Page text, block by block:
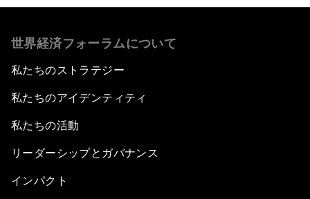
世界経済フォーラムについて
私たちのストラテジー
私たちのアイデンティティ
私たちの活動
リーダーシップとガバナンス
インパクト